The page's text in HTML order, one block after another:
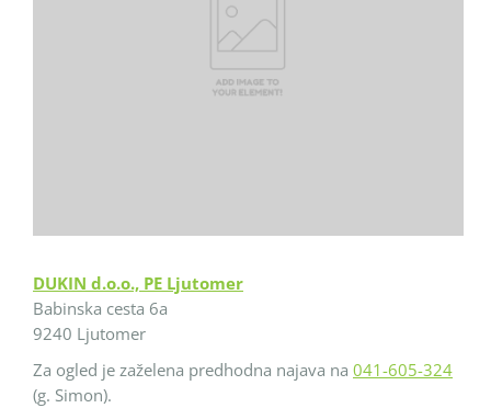
DUKIN d.o.o., PE Ljutomer
Babinska cesta 6a
9240 Ljutomer
Za ogled je zaželena predhodna najava na 041-605-324
(g. Simon).